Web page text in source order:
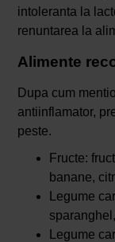
intoleranta la
renuntarea la
Alimente
Dupa cum
antiinflamator,
peste.
Fructe:
banane,
Legume
Legume